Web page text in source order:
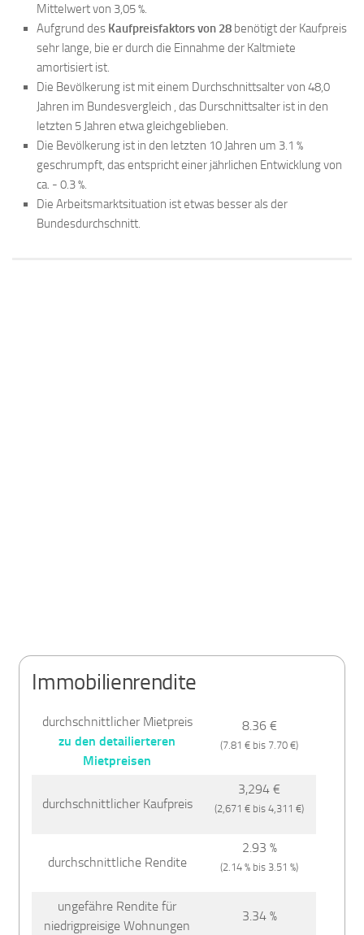
Mittelwert von 3,05 %.
Aufgrund des Kaufpreisfaktors von 28 benötigt der Kaufpreis
sehr lange, bie er durch die Einnahme der Kaltmiete
amortisiert ist.
Die Bevölkerung ist mit einem Durchschnittsalter von 48,0
Jahren im Bundesvergleich , das Durschnittsalter ist in den
letzten 5 Jahren etwa gleichgeblieben.
Die Bevölkerung ist in den letzten 10 Jahren um 3.1 %
geschrumpft, das entspricht einer jährlichen Entwicklung von
ca. - 0.3 %.
Die Arbeitsmarktsituation ist etwas besser als der
Bundesdurchschnitt.
Immobilienrendite
durchschnittlicher Mietpreis
zu den detailierteren
Mietpreisen
8.36 €
(7.81 € bis 7.70 €)
durchschnittlicher Kaufpreis
3,294 €
(2,671 € bis 4,311 €)
durchschnittliche Rendite
2.93 %
(2.14 % bis 3.51 %)
ungefähre Rendite für
niedrigpreisige Wohnungen
3.34 %